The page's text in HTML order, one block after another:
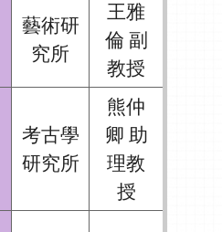
藝術研
究所
王雅
倫 副
教授
考古學
研究所
熊仲
卿 助
理教
授